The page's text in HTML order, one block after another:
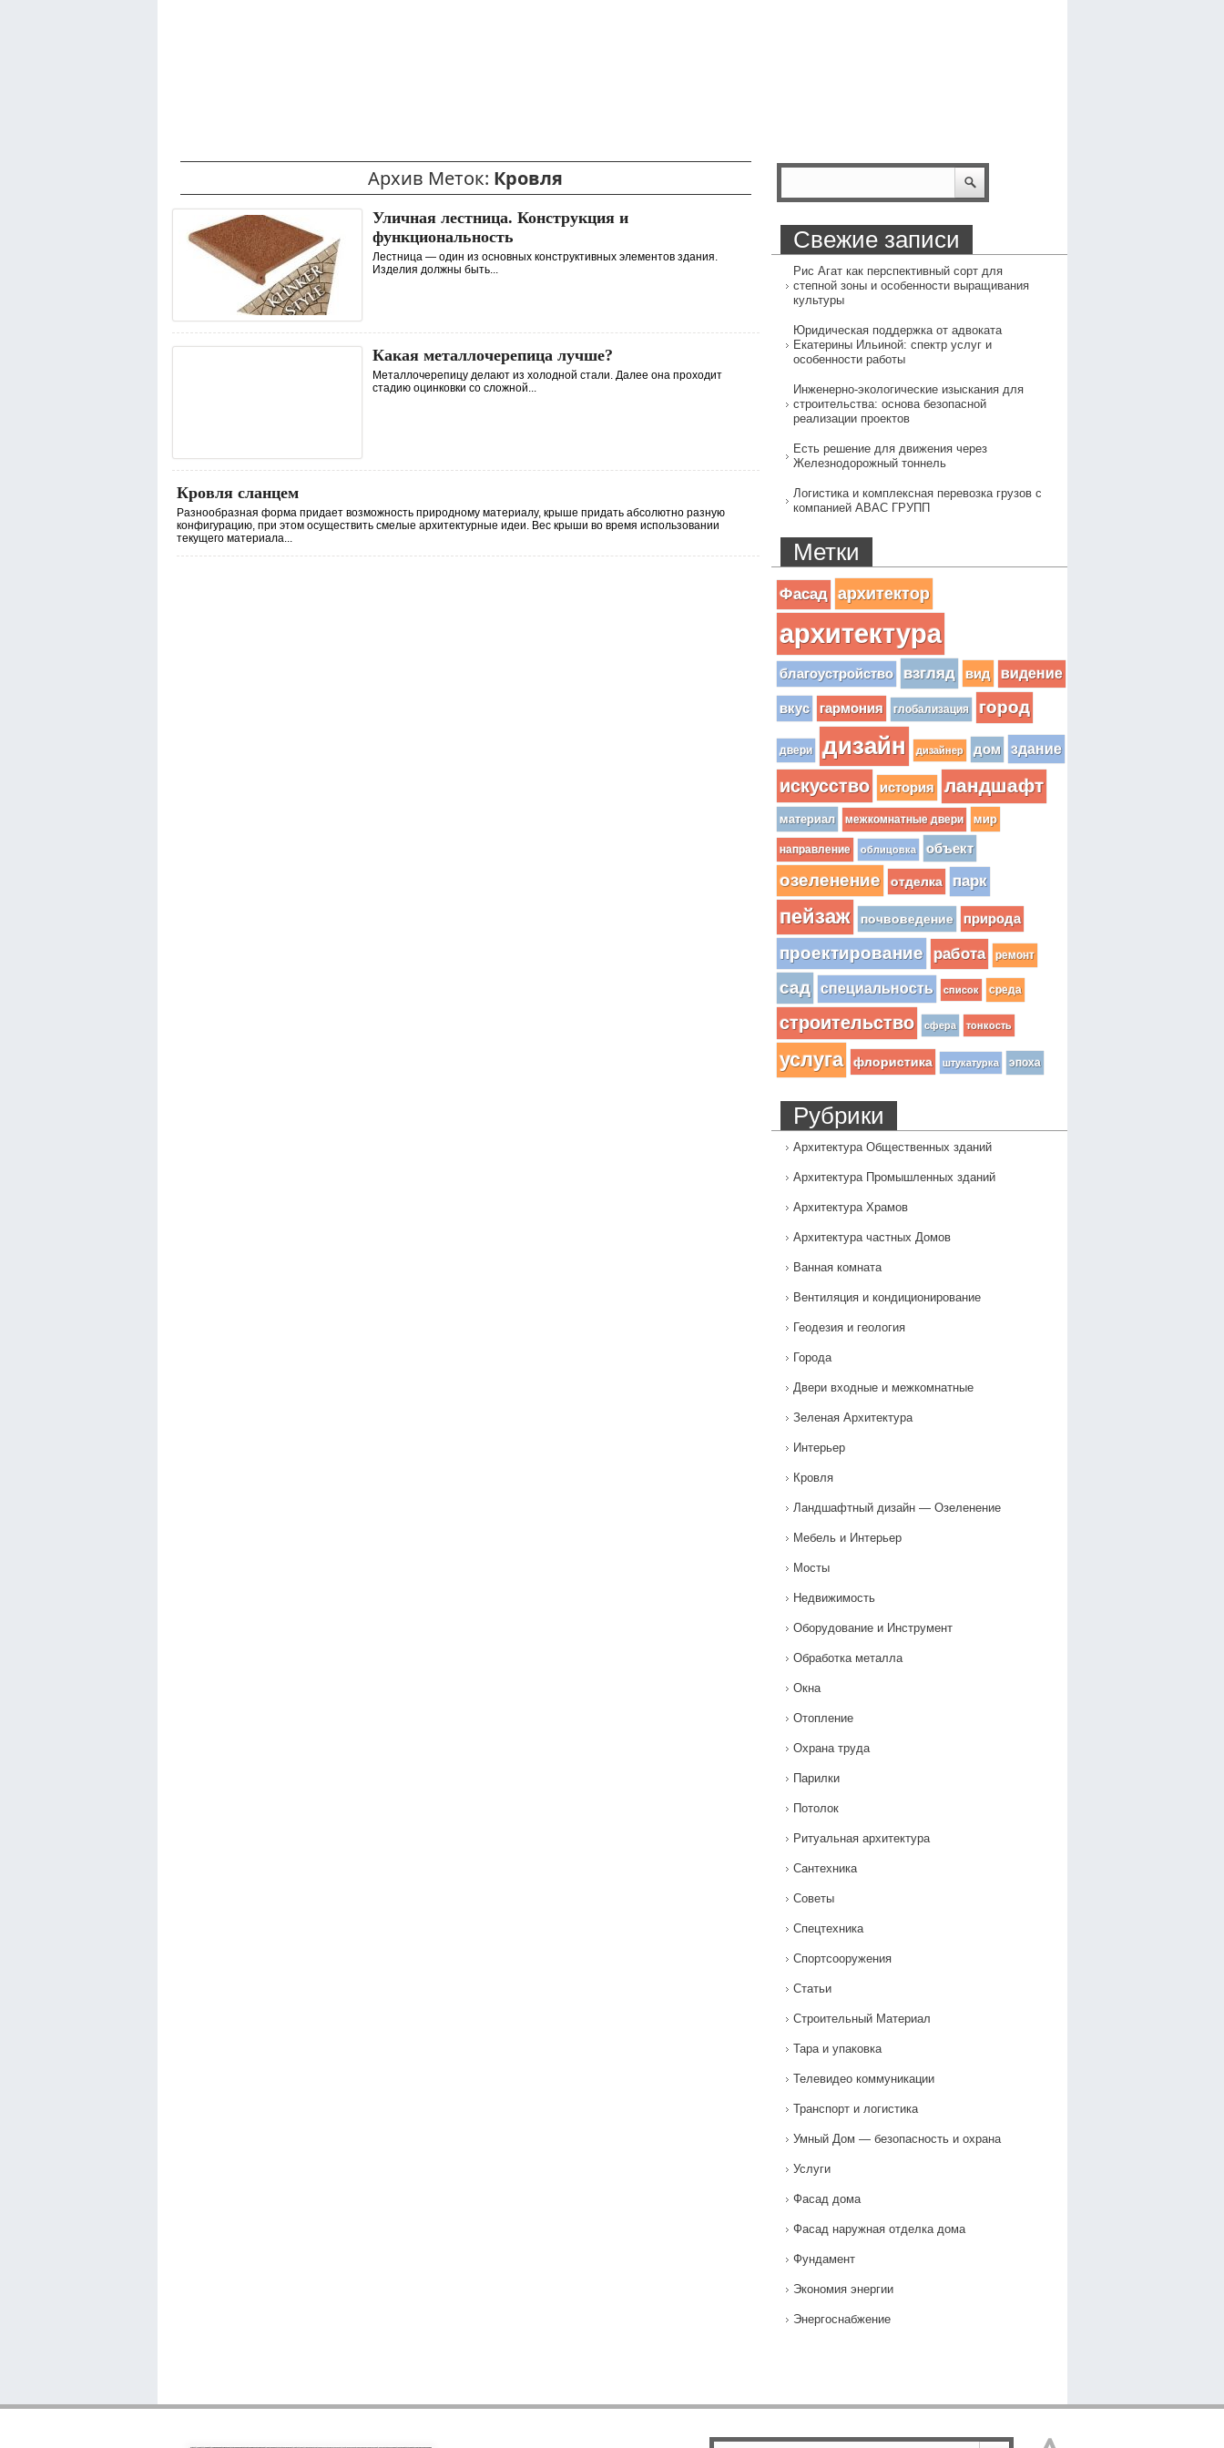
Архив Меток: Кровля
Уличная лестница. Конструкция и
функциональность
Лестница — один из основных конструктивных элементов здания.
Изделия должны быть...
Какая металлочерепица лучше?
Металлочерепицу делают из холодной стали. Далее она проходит
стадию оцинковки со сложной...
Кровля сланцем
Разнообразная форма придает возможность природному материалу, крыше придать абсолютно разную
конфигурацию, при этом осуществить смелые архитектурные идеи. Вес крыши во время использовании
текущего материала...
Свежие записи
Рис Агат как перспективный сорт для
степной зоны и особенности выращивания
культуры
Юридическая поддержка от адвоката
Екатерины Ильиной: спектр услуг и
особенности работы
Инженерно-экологические изыскания для
строительства: основа безопасной
реализации проектов
Есть решение для движения через
Железнодорожный тоннель
Логистика и комплексная перевозка грузов с
компанией АВАС ГРУПП
Метки
Фасад архитектор
архитектура
благоустройство взгляд вид видение
вкус гармония глобализация город
двери дизайн дизайнер дом здание
искусство история ландшафт
материал межкомнатные двери мир
направление облицовка объект
озеленение отделка парк
пейзаж почвоведение природа
проектирование работа ремонт
сад специальность список среда
строительство сфера тонкость
услуга флористика штукатурка эпоха
Рубрики
Архитектура Общественных зданий
Архитектура Промышленных зданий
Архитектура Храмов
Архитектура частных Домов
Ванная комната
Вентиляция и кондиционирование
Геодезия и геология
Города
Двери входные и межкомнатные
Зеленая Архитектура
Интерьер
Кровля
Ландшафтный дизайн — Озеленение‎
Мебель и Интерьер
Мосты
Недвижимость
Оборудование и Инструмент
Обработка металла
Окна
Отопление
Охрана труда
Парилки
Потолок
Ритуальная архитектура
Сантехника
Советы
Спецтехника
Спортсооружения
Статьи
Строительный Материал
Тара и упаковка
Телевидео коммуникации
Транспорт и логистика
Умный Дом — безопасность и охрана
Услуги
Фасад дома
Фасад наружная отделка дома
Фундамент
Экономия энергии
Энергоснабжение